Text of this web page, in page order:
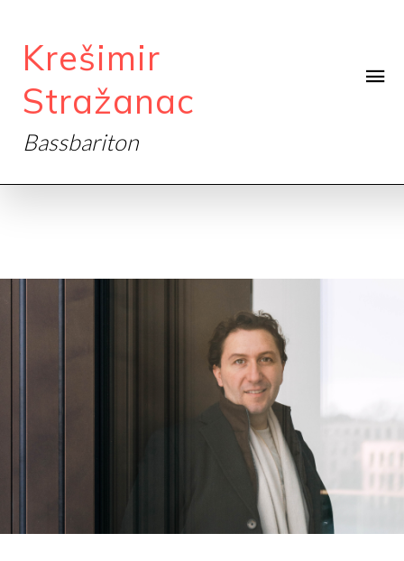
Krešimir
Stražanac
Bassbariton